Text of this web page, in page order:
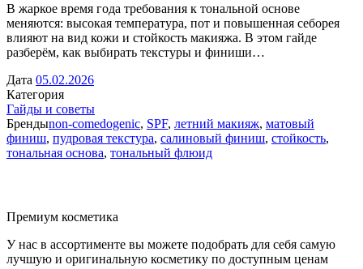
В жаркое время года требования к тональной основе
меняются: высокая температура, пот и повышенная себорея
влияют на вид кожи и стойкость макияжа. В этом гайде
разберём, как выбирать текстуры и финиши…
Дата 05.02.2026
Категория
Гайды и советы
Брендыnon-comedogenic, SPF, летний макияж, матовый
финиш, пудровая текстура, салиновый финиш, стойкость,
тональная основа, тональный флюид
Премиум косметика
У нас в ассортименте вы можете подобрать для себя самую
лучшую и оригинальную косметику по доступным ценам